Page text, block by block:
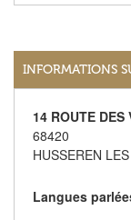
INFORMATIONS
14 ROUTE DES
68420
HUSSEREN
Langues